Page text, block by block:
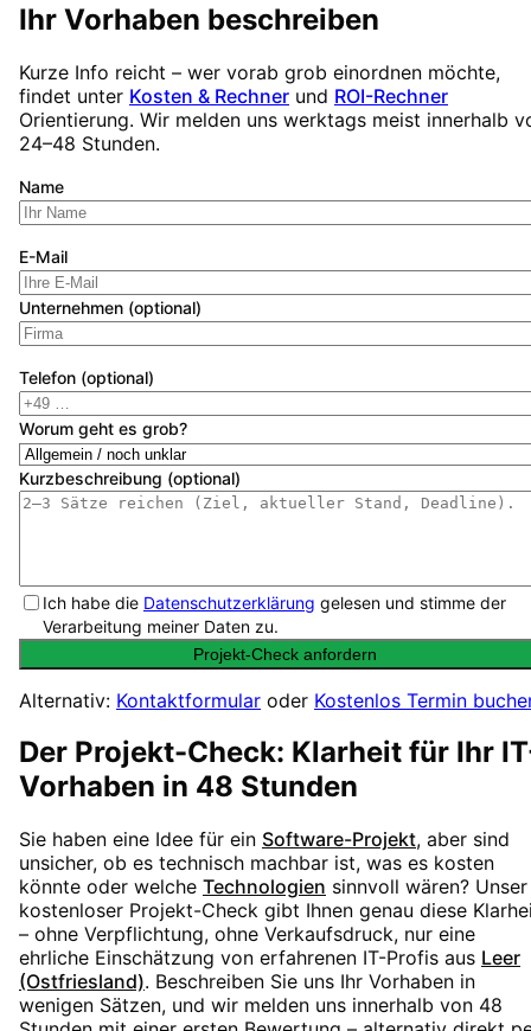
Ihr Vorhaben beschreiben
Kurze Info reicht – wer vorab grob einordnen möchte,
findet unter Kosten & Rechner und ROI-Rechner
Orientierung. Wir melden uns werktags meist innerhalb
24–48 Stunden.
Name
E-Mail
Unternehmen (optional)
Telefon (optional)
Worum geht es grob?
Kurzbeschreibung (optional)
Ich habe die Datenschutzerklärung gelesen und stimme der
Verarbeitung meiner Daten zu.
Projekt-Check anfordern
Alternativ: Kontaktformular oder Kostenlos Termin
Der Projekt-Check: Klarheit für Ihr
Vorhaben in 48 Stunden
Sie haben eine Idee für ein Software-Projekt, aber sind
unsicher, ob es technisch machbar ist, was es kosten
könnte oder welche Technologien sinnvoll wären? Unser
kostenloser Projekt-Check gibt Ihnen genau diese
– ohne Verpflichtung, ohne Verkaufsdruck, nur eine
ehrliche Einschätzung von erfahrenen IT-Profis aus Leer
(Ostfriesland). Beschreiben Sie uns Ihr Vorhaben in
wenigen Sätzen, und wir melden uns innerhalb von 48